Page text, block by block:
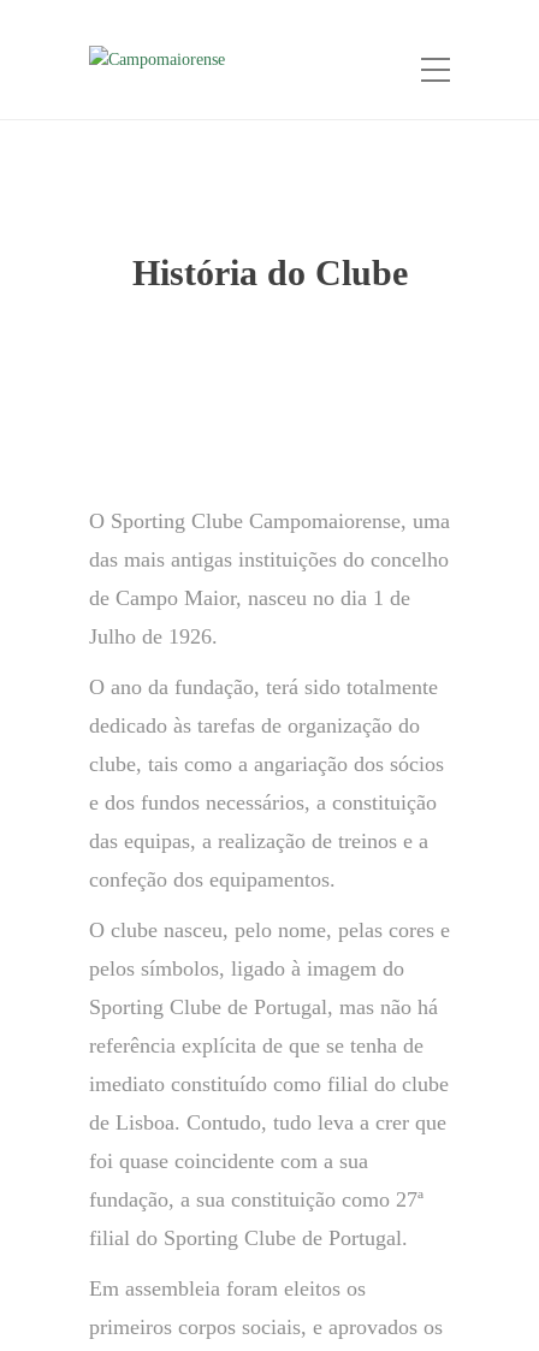
História do Clube
O Sporting Clube Campomaiorense, uma
das mais antigas instituições do concelho
de Campo Maior, nasceu no dia 1 de
Julho de 1926.
O ano da fundação, terá sido totalmente
dedicado às tarefas de organização do
clube, tais como a angariação dos sócios
e dos fundos necessários, a constituição
das equipas, a realização de treinos e a
confeção dos equipamentos.
O clube nasceu, pelo nome, pelas cores e
pelos símbolos, ligado à imagem do
Sporting Clube de Portugal, mas não há
referência explícita de que se tenha de
imediato constituído como filial do clube
de Lisboa. Contudo, tudo leva a crer que
foi quase coincidente com a sua
fundação, a sua constituição como 27ª
filial do Sporting Clube de Portugal.
Em assembleia foram eleitos os
primeiros corpos sociais, e aprovados os